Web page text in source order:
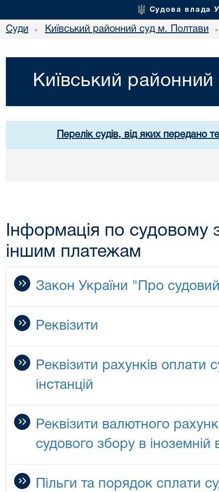
Судова влада
Суди • Київський районний суд м. Полтави •
Київський
Перелік судів, від яких передано
Інформація по судовому
іншим платежам
Закон України "Про
Реквізити
Реквізити рахунків оплати
інстанцій
Реквізити валютного
судового збору в іноземній
Пільги та порядок сплати